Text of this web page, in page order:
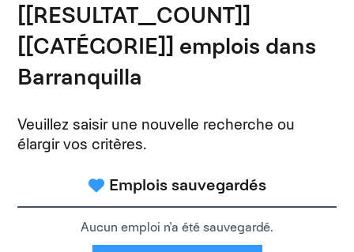
[[RESULTAT_COUNT]]
[[CATÉGORIE]] emplois dans
Barranquilla
Veuillez saisir une nouvelle recherche ou
élargir vos critères.
Emplois sauvegardés
Aucun emploi n'a été sauvegardé.